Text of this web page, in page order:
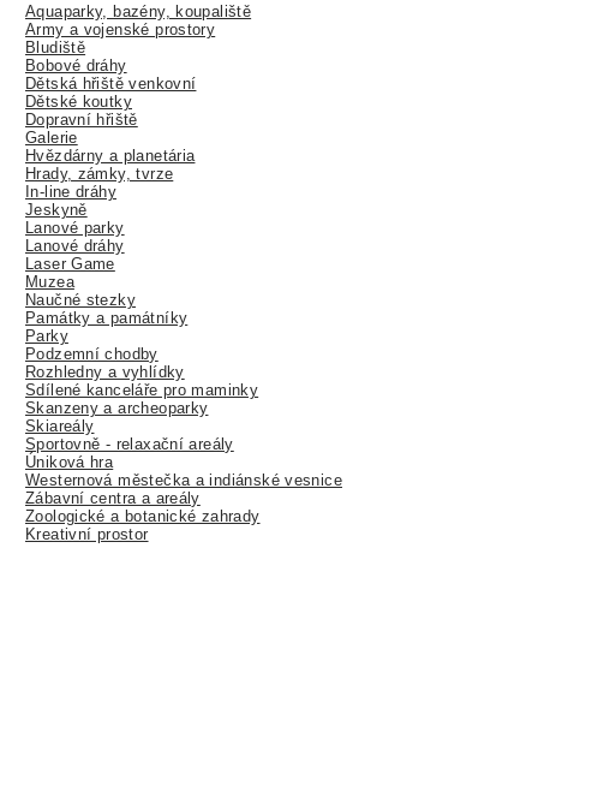
Aquaparky, bazény, koupaliště
Army a vojenské prostory
Bludiště
Bobové dráhy
Dětská hřiště venkovní
Dětské koutky
Dopravní hřiště
Galerie
Hvězdárny a planetária
Hrady, zámky, tvrze
In-line dráhy
Jeskyně
Lanové parky
Lanové dráhy
Laser Game
Muzea
Naučné stezky
Památky a památníky
Parky
Podzemní chodby
Rozhledny a vyhlídky
Sdílené kanceláře pro maminky
Skanzeny a archeoparky
Skiareály
Sportovně - relaxační areály
Úniková hra
Westernová městečka a indiánské vesnice
Zábavní centra a areály
Zoologické a botanické zahrady
Kreativní prostor